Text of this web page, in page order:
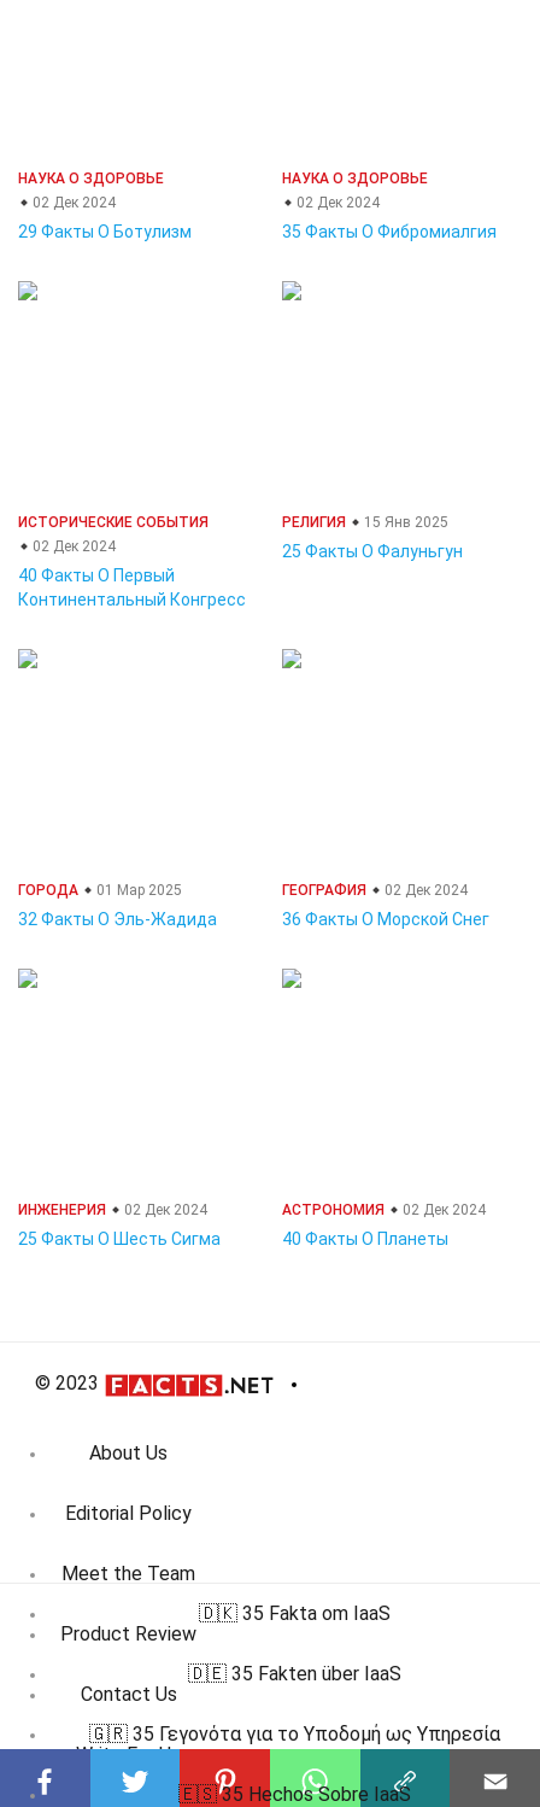
НАУКА О ЗДОРОВЬЕ
02 Дек 2024
29 Факты О Ботулизм
НАУКА О ЗДОРОВЬЕ
02 Дек 2024
35 Факты О Фибромиалгия
ИСТОРИЧЕСКИЕ СОБЫТИЯ
02 Дек 2024
40 Факты О Первый
Континентальный Конгресс
РЕЛИГИЯ 15 Янв 2025
25 Факты О Фалуньгун
ГОРОДА 01 Мар 2025
32 Факты О Эль-Жадида
ГЕОГРАФИЯ 02 Дек 2024
36 Факты О Морской Снег
ИНЖЕНЕРИЯ 02 Дек 2024
25 Факты О Шесть Сигма
АСТРОНОМИЯ 02 Дек 2024
40 Факты О Планеты
© 2023
About Us
Editorial Policy
Meet the Team
Product Review
Contact Us
Write For Us
🇩🇰 35 Fakta om IaaS
🇩🇪 35 Fakten über IaaS
🇬🇷 35 Γεγονότα για το Υποδομή ως Υπηρεσία
🇪🇸 35 Hechos Sobre IaaS